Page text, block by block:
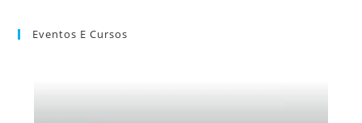
Eventos E Cursos